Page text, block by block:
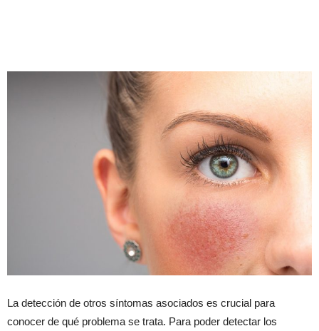
La detección de otros síntomas asociados es crucial para
conocer de qué problema se trata. Para poder detectar los